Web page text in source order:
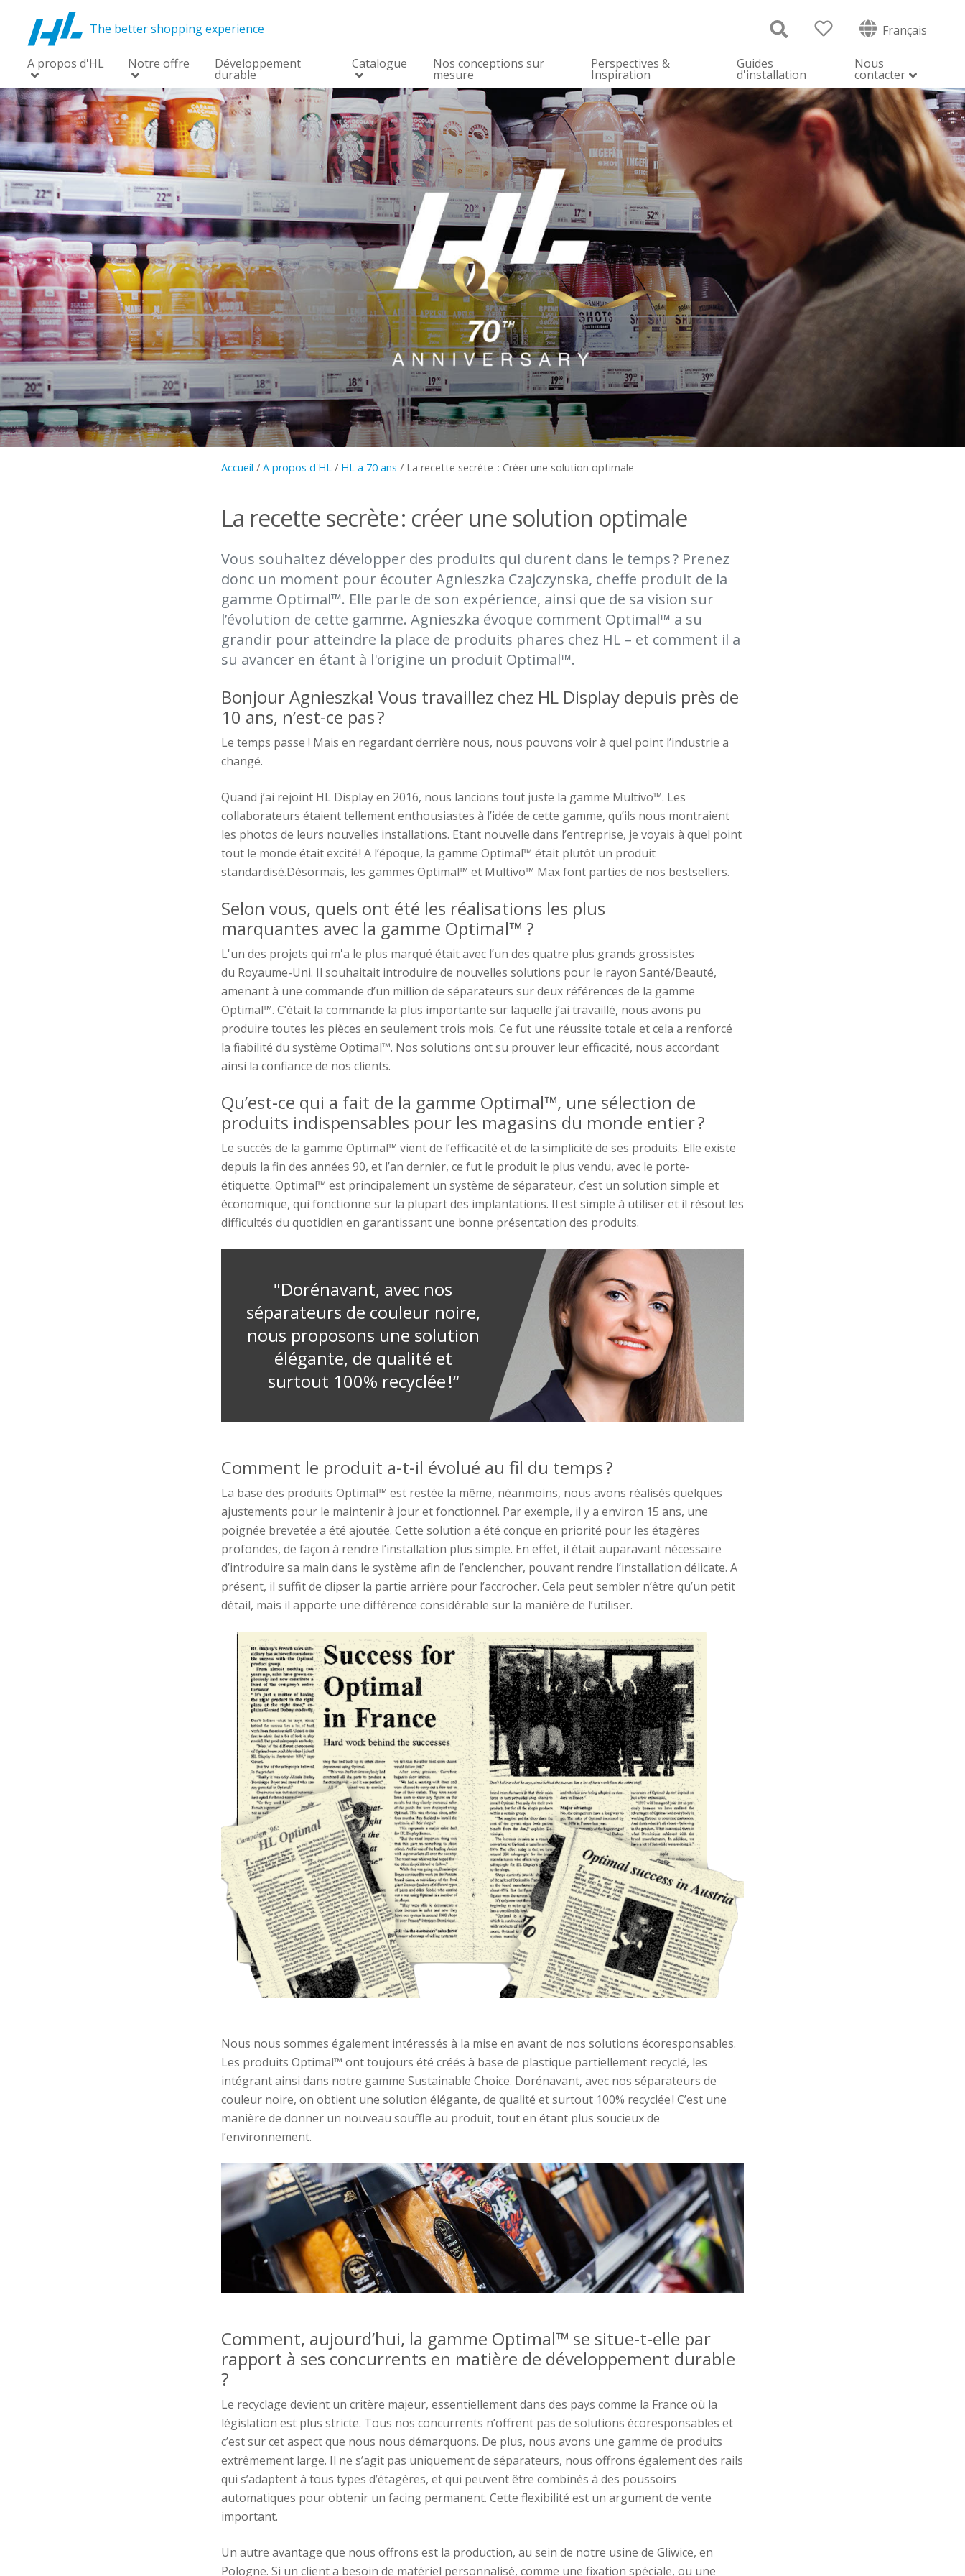
The better shopping experience Français
A propos d'HL Notre offre Développement
durable
Catalogue Nos conceptions sur
mesure
Perspectives &
Inspiration
Guides
d'installation
Nous
contacter
Accueil / A propos d'HL / HL a 70 ans / La recette secrète : Créer une solution optimale
La recette secrète : créer une solution optimale
Vous souhaitez développer des produits qui durent dans le temps ? Prenez
donc un moment pour écouter Agnieszka Czajczynska, cheffe produit de la
gamme Optimal™. Elle parle de son expérience, ainsi que de sa vision sur
l’évolution de cette gamme. Agnieszka évoque comment Optimal™ a su
grandir pour atteindre la place de produits phares chez HL – et comment il a
su avancer en étant à l'origine un produit Optimal™.
BonjourAgnieszka! Vous travaillez chez HL Display depuis près de
10 ans, n’est-ce pas?
Le temps passe ! Mais en regardant derrière nous, nous pouvons voir à quel point l’industrie a
changé.
Quand j’ai rejoint HL Display en 2016, nous lancions tout juste la gamme Multivo™. Les
collaborateurs étaient tellement enthousiastes à l’idée de cette gamme, qu’ils nous montraient
les photos de leurs nouvelles installations. Etant nouvelle dans l’entreprise, je voyais à quel point
tout le monde était excité ! A l’époque, la gamme Optimal™ était plutôt un produit
standardisé.Désormais, les gammes Optimal™ et Multivo™ Max font parties de nos bestsellers.
Selon vous, quels ont été les réalisations les plus
marquantes avec la gamme Optimal™ ?
L'un des projets qui m'a le plus marqué étaitavec l’un des quatre plus grands grossistes
du Royaume-Uni. Il souhaitait introduire de nouvelles solutions pour le rayon Santé/Beauté,
amenant à une commande d’un million de séparateurs sur deux références de la gamme
Optimal™. C’était la commande la plus importante sur laquelle j’ai travaillé, nous avons pu
produire toutes les pièces en seulement trois mois. Ce fut une réussite totale et cela a renforcé
la fiabilité du système Optimal™. Nos solutions ont su prouver leur efficacité, nous accordant
ainsi la confiance de nos clients.
Qu’est-ce qui a fait de la gamme Optimal™, une sélection de
produits indispensables pourles magasins du monde entier ?
Le succès de la gamme Optimal™ vient de l’efficacité et de la simplicité de ses produits. Elle existe
depuis la fin des années 90, et l’an dernier, ce fut le produit le plus vendu, avec le porte-
étiquette. Optimal™ est principalement un système de séparateur, c’est un solution simple et
économique, qui fonctionne sur la plupart des implantations. Il est simple à utiliser et il résout les
difficultés du quotidien en garantissant une bonne présentation des produits.
"Dorénavant, avec nos
séparateurs de couleur noire,
nous proposons une solution
élégante, de qualité et
surtout 100% recyclée !“
Comment le produit a-t-il évolué au fil du temps ?
La base des produits Optimal™ est restée la même, néanmoins, nous avons réalisés quelques
ajustements pour le maintenir à jour et fonctionnel. Par exemple, il y a environ 15 ans, une
poignée brevetée a été ajoutée. Cette solution a été conçue en priorité pourles étagères
profondes, de façon à rendre l’installation plus simple. En effet, il était auparavant nécessaire
d’introduire sa main dans le système afin de l’enclencher, pouvant rendre l’installation délicate. A
présent, il suffit de clipser la partie arrière pour l’accrocher. Cela peut sembler n’être qu’un petit
détail, mais il apporte une différence considérable sur la manière de l’utiliser.
Nous nous sommes également intéressés à la mise en avant de nos solutions écoresponsables.
Les produits Optimal™ ont toujours été créés à base de plastique partiellement recyclé, les
intégrantainsi dans notre gamme Sustainable Choice. Dorénavant, avec nos séparateurs de
couleur noire, on obtient une solution élégante, de qualité etsurtout100% recyclée! C’est une
manière de donner un nouveau souffle au produit, tout en étant plus soucieux de
l’environnement.
Comment, aujourd’hui, la gamme Optimal™ se situe-t-elle par
rapport à ses concurrents en matière de développement durable
?
Le recyclage devient un critère majeur, essentiellementdans des pays comme la France où la
législation est plus stricte. Tous nos concurrents n’offrent pas de solutions écoresponsables et
c’est sur cet aspectque nous nous démarquons. De plus, nous avons une gamme de produits
extrêmement large. Il ne s’agit pas uniquement de séparateurs, nous offrons égalementdes rails
qui s’adaptentà tous types d’étagères, etqui peuvent être combinés à des poussoirs
automatiques pourobtenir un facingpermanent. Cette flexibilité estun argument de vente
important.
Un autre avantage que nous offrons est la production, au sein de notre usine de Gliwice, en
Pologne. Si un client a besoin de matériel personnalisé, comme une fixation spéciale, ou une